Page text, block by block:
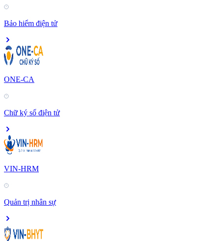
Bảo hiểm điện tử
ONE-CA
Chữ ký số điện tử
VIN-HRM
Quản trị nhân sự